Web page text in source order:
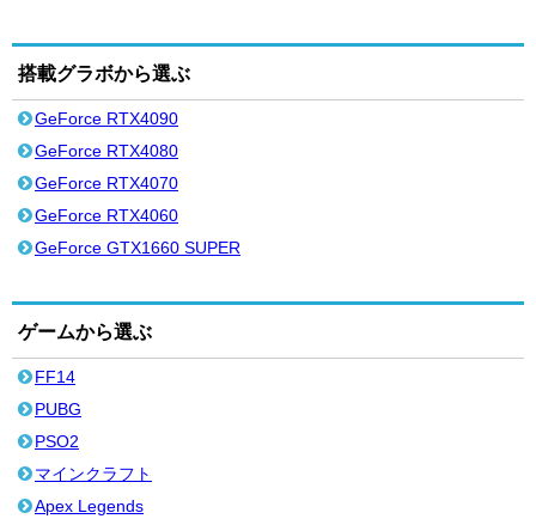
搭載グラボから選ぶ
GeForce RTX4090
GeForce RTX4080
GeForce RTX4070
GeForce RTX4060
GeForce GTX1660 SUPER
ゲームから選ぶ
FF14
PUBG
PSO2
マインクラフト
Apex Legends